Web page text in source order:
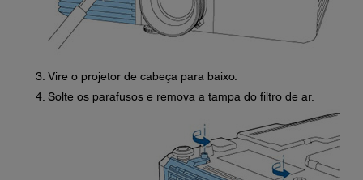
Vire o projetor de cabeça para baixo.
Solte os parafusos e remova a tampa do filtro de ar.